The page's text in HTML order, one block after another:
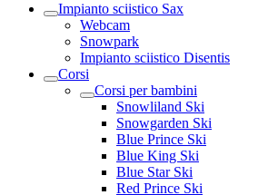
Impianto sciistico Sax
Webcam
Snowpark
Impianto sciistico Disentis
Corsi
Corsi per bambini
Snowliland Ski
Snowgarden Ski
Blue Prince Ski
Blue King Ski
Blue Star Ski
Red Prince Ski